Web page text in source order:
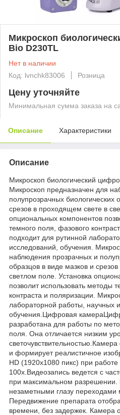
Микроскоп
Bio D230TL
Нет в наличии
Код: lvnchk83006
Розница
Цену уточняйте
Минимальная сумма заказа на
Описание Характеристики
Описание
Микроскоп биологический
Микроскоп предназначен для
полупрозрачных биологических
срезов в проходящем свете в
опциональных компонентов
темного поля, фазового
подходит для рутинной
исследований, обучения.
наблюдения прозрачных и
образцов в виде мазков и
светлом поле. Установка
позволит использовать методы
контраста и поляризации.
лабораторной работы, научных
обучения.Цифровая
разработана для работы по
поля. Она отличается низким
и формирует реалистичное
HD (1920x1080 пикс) при
100х.Видеозапись ведется с
при максимальном
незаметными глазу переходами
Передвижение препарата
времени, без задержек. Камера